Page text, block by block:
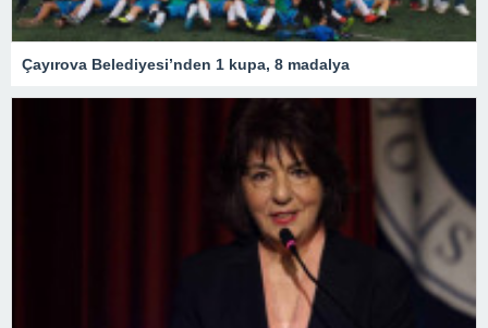
Çayırova Belediyesi’nden 1 kupa, 8 madalya